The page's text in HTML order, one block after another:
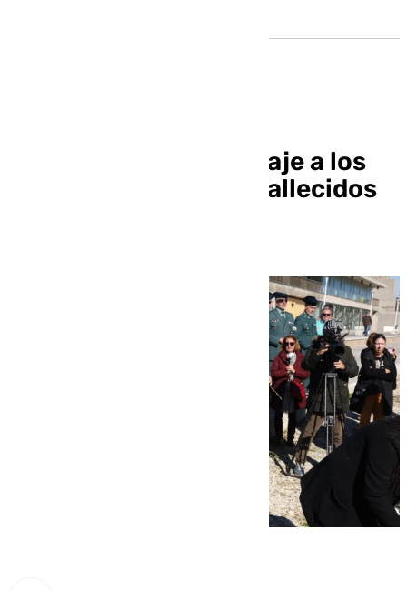
Barbate rinde homenaje a los
dos guardias civiles fallecidos